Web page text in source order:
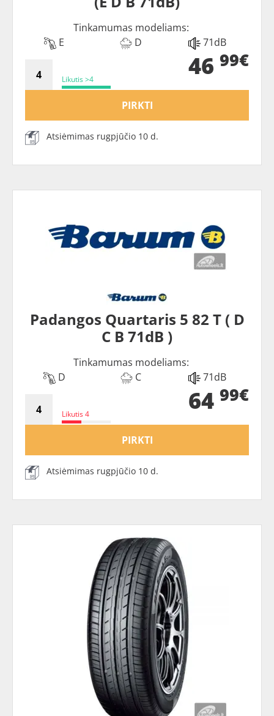
Tinkamumas modeliams:
E
D 71dB
Likutis >4 46 99€
PIRKTI
Atsiėmimas rugpjūčio 10 d.
Padangos Quartaris 5 82 T ( D
C B 71dB )
Tinkamumas modeliams:
D
C 71dB
Likutis 4 64 99€
PIRKTI
Atsiėmimas rugpjūčio 10 d.